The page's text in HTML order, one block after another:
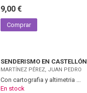
9,00 €
Comprar
SENDERISMO EN CASTELLÓN
MARTÍNEZ PÉREZ, JUAN PEDRO
Con cartografia y altimetria ...
En stock